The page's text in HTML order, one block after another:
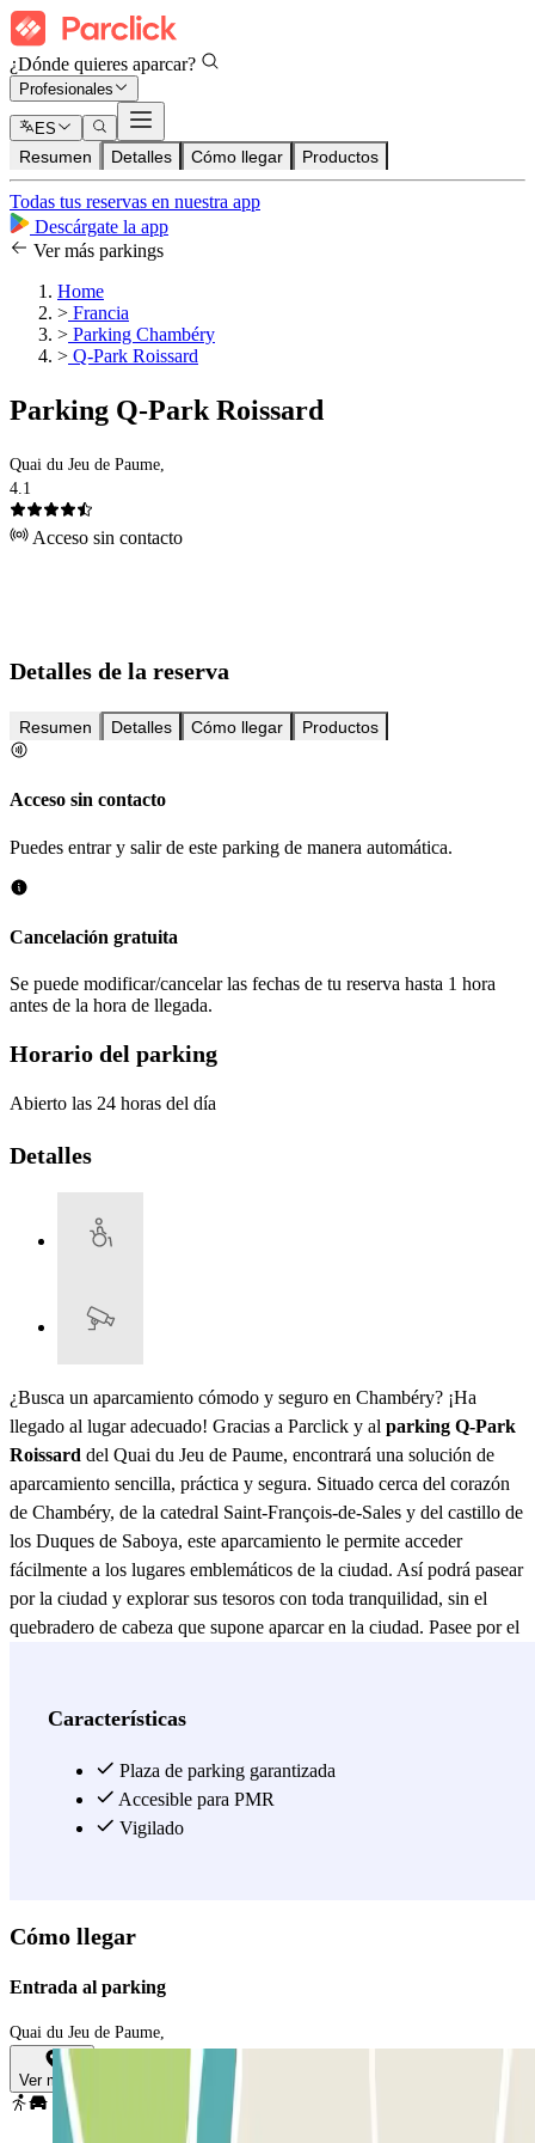
¿Dónde quieres aparcar?
Profesionales
ES
Resumen Detalles Cómo llegar Productos
Todas tus reservas en nuestra app
Descárgate la app
Ver más parkings
Home
> Francia
> Parking Chambéry
> Q-Park Roissard
Parking Q-Park Roissard
Quai du Jeu de Paume,
4.1
Acceso sin contacto
Detalles de la reserva
Resumen Detalles Cómo llegar Productos
Acceso sin contacto
Puedes entrar y salir de este parking de manera automática.
Cancelación gratuita
Se puede modificar/cancelar las fechas de tu reserva hasta 1 hora
antes de la hora de llegada.
Horario del parking
Abierto las 24 horas del día
Detalles
¿Busca un aparcamiento cómodo y seguro en Chambéry? ¡Ha
llegado al lugar adecuado! Gracias a Parclick y al parking Q-Park
Roissard del Quai du Jeu de Paume, encontrará una solución de
aparcamiento sencilla, práctica y segura. Situado cerca del corazón
de Chambéry, de la catedral Saint-François-de-Sales y del castillo de
los Duques de Saboya, este aparcamiento le permite acceder
fácilmente a los lugares emblemáticos de la ciudad. Así podrá pasear
por la ciudad y explorar sus tesoros con toda tranquilidad, sin el
quebradero de cabeza que supone aparcar en la ciudad. Pasee por el
arquitectura de la ciudad mientras explora sus antiguos edificios y
y el parking Roissard, ha encontrado la solución ideal para su
estancia en Chambéry, ya sea una escapada corta o una visita más
larga. Así de sencillo.
Características
Plaza de parking garantizada
Accesible para PMR
Vigilado
Cómo llegar
Entrada al parking
Quai du Jeu de Paume,
Ver mapa